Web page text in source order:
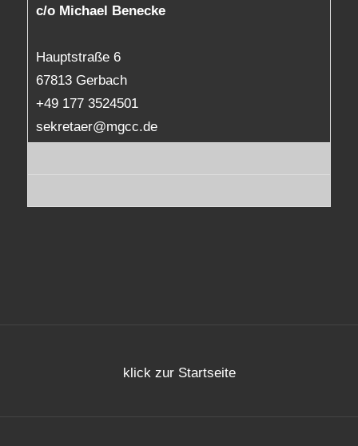
c/o Michael Benecke
Hauptstraße 6
67813 Gerbach
+49 177 3524501
sekretaer@mgcc.de
klick zur Startseite